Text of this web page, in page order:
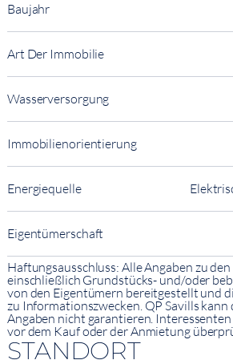
Baujahr
Art Der Immobilie
Wasserversorgung
Immobilienorientierung
Energiequelle
Eigentümerschaft
Haftungsausschluss: Alle Angaben zu
einschließlich Grundstücks- und/oder
von den Eigentümern bereitgestellt und
zu Informationszwecken. QP Savills
Angaben nicht garantieren.
vor dem Kauf oder der Anmietung
STANDORT